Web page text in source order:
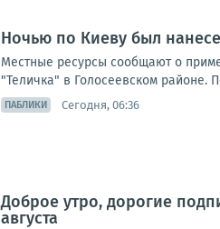
Ночью по Киеву был
Местные ресурсы сообщают о
"Теличка" в Голосеевском районе.
ПАБЛИКИ Сегодня, 06:36
Доброе утро, дорогие
августа